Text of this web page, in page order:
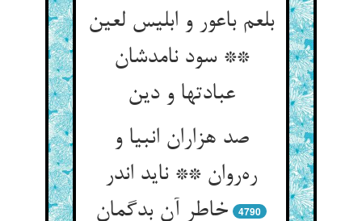
بلعم باعور و ابلیس لعین
** سود نامدشان
عبادتها و دین
صد هزاران انبیا و
ره‌روان ** ناید اندر
خاطر آن بدگمان
4790